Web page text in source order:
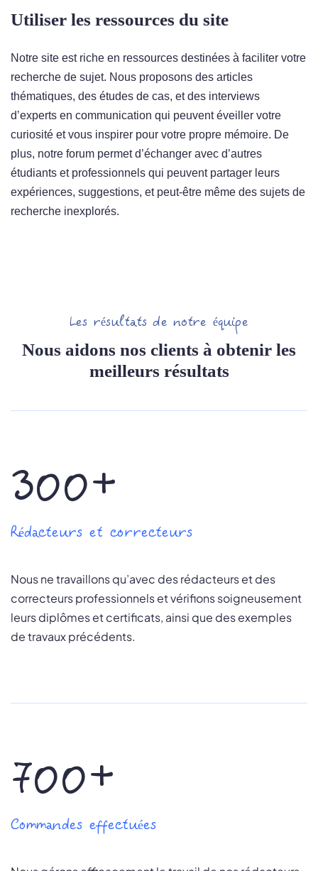
Utiliser les ressources du site
Notre site est riche en ressources destinées à faciliter votre
recherche de sujet. Nous proposons des articles
thématiques, des études de cas, et des interviews
d’experts en communication qui peuvent éveiller votre
curiosité et vous inspirer pour votre propre mémoire. De
plus, notre forum permet d’échanger avec d’autres
étudiants et professionnels qui peuvent partager leurs
expériences, suggestions, et peut-être même des sujets de
recherche inexplorés.
Les résultats de notre équipe
Nous aidons nos clients à obtenir les
meilleurs résultats
300+
Rédacteurs et correcteurs
Nous ne travaillons qu’avec des rédacteurs et des
correcteurs professionnels et vérifions soigneusement
leurs diplômes et certificats, ainsi que des exemples
de travaux précédents.
700+
Commandes effectuées